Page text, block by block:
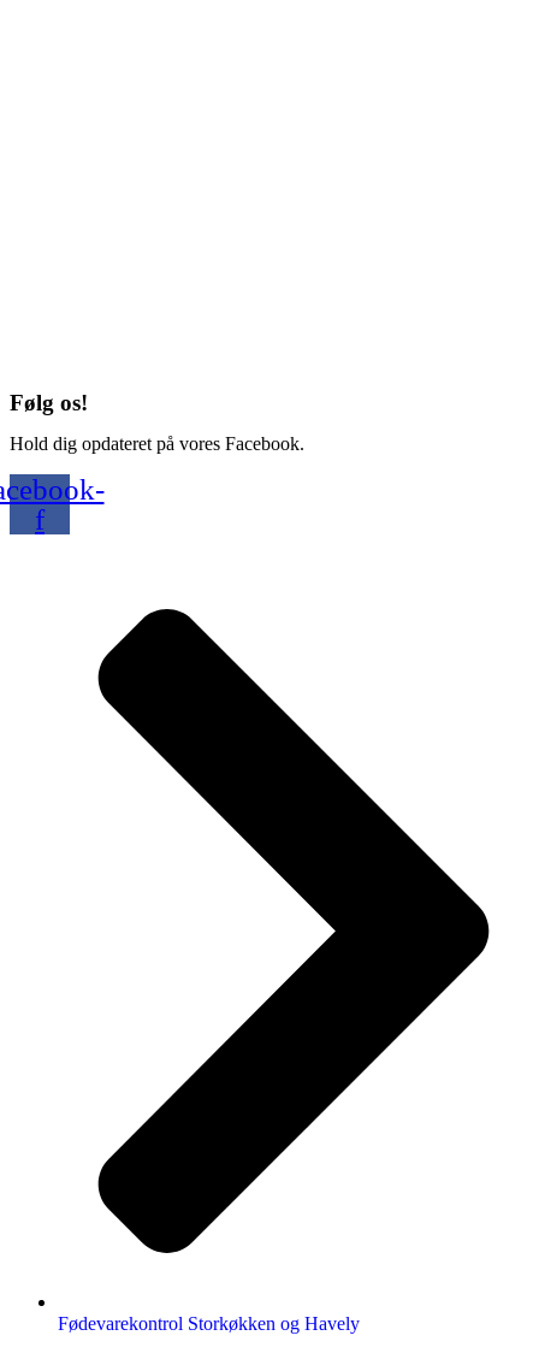
Følg os!
Hold dig opdateret på vores Facebook.
f
Fødevarekontrol Storkøkken og Havely